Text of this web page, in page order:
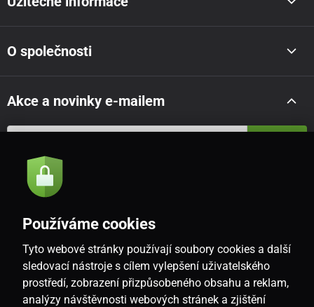
O společnosti
Akce a novinky e-mailem
Souhlasím se
CZ
Používáme cookies
Tyto webové stránky používají soubory cookies a další
sledovací nástroje s cílem vylepšení uživatelského
prostředí, zobrazení přizpůsobeného obsahu a reklam,
analýzy návštěvnosti webových stránek a zjištění